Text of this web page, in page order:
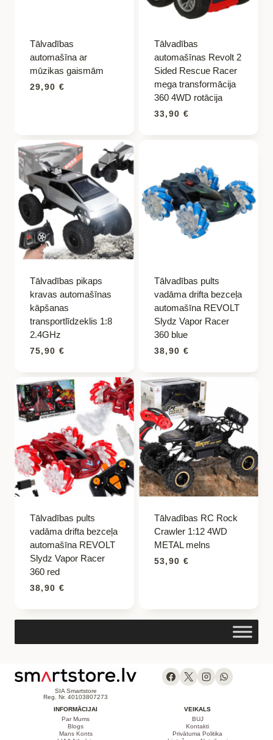
Tālvadības
automašīna ar
mūzikas gaismām
29,90 €
Tālvadības
automašīnas Revolt 2
Sided Rescue Racer
mega transformācija
360 4WD rotācija
33,90 €
Tālvadības pikaps
kravas automašīnas
kāpšanas
transportlīdzeklis 1:8
2.4GHz
75,90 €
Tālvadības pults
vadāma drifta bezceļa
automašīna REVOLT
Slydz Vapor Racer
360 blue
38,90 €
Tālvadības pults
vadāma drifta bezceļa
automašīna REVOLT
Slydz Vapor Racer
360 red
38,90 €
Tālvadības RC Rock
Crawler 1:12 4WD
METAL melns
53,90 €
SIA Smartstore
Reg. Nr. 40103807273
INFORMĀCIJAI
Par Mums
Blogs
Mans Konts
VEIKALS
BUJ
Kontakti
Privātuma Politika